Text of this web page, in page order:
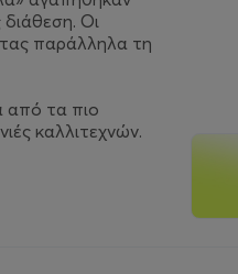
διάθεση. Οι
παράλληλα τη
από τα πιο
καλλιτεχνών.